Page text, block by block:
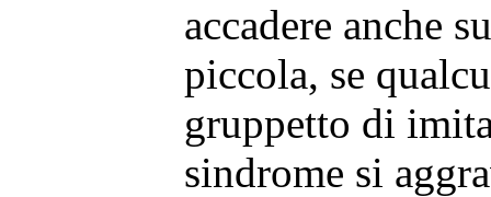
accadere anche
piccola, se
gruppetto di
sindrome si